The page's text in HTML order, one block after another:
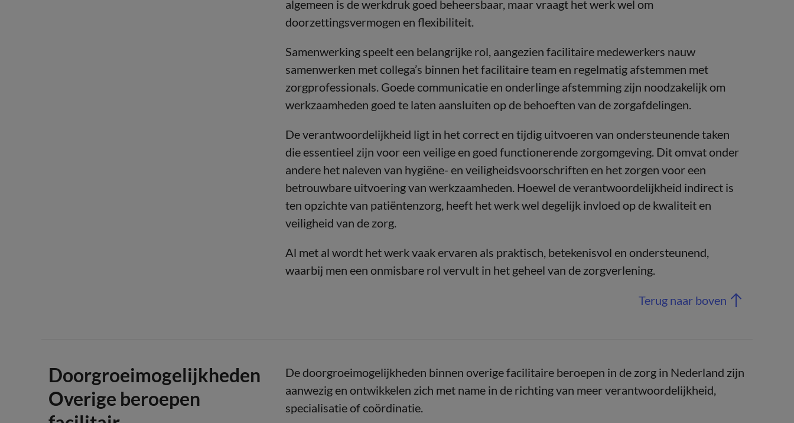
algemeen is de werkdruk goed beheersbaar, maar vraagt het werk wel om
doorzettingsvermogen en flexibiliteit.
Samenwerking speelt een belangrijke rol, aangezien facilitaire medewerkers nauw
samenwerken met collega’s binnen het facilitaire team en regelmatig afstemmen met
zorgprofessionals. Goede communicatie en onderlinge afstemming zijn noodzakelijk om
werkzaamheden goed te laten aansluiten op de behoeften van de zorgafdelingen.
De verantwoordelijkheid ligt in het correct en tijdig uitvoeren van ondersteunende taken
die essentieel zijn voor een veilige en goed functionerende zorgomgeving. Dit omvat onder
andere het naleven van hygiëne- en veiligheidsvoorschriften en het zorgen voor een
betrouwbare uitvoering van werkzaamheden. Hoewel de verantwoordelijkheid indirect is
ten opzichte van patiëntenzorg, heeft het werk wel degelijk invloed op de kwaliteit en
veiligheid van de zorg.
Al met al wordt het werk vaak ervaren als praktisch, betekenisvol en ondersteunend,
waarbij men een onmisbare rol vervult in het geheel van de zorgverlening.
Terug naar boven
Doorgroeimogelijkheden
Overige beroepen
De doorgroeimogelijkheden binnen overige facilitaire beroepen in de zorg in Nederland zijn
aanwezig en ontwikkelen zich met name in de richting van meer verantwoordelijkheid,
specialisatie of coördinatie.